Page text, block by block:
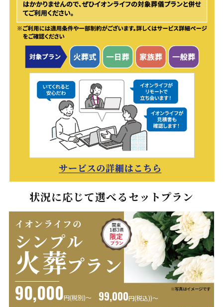
状況に応じて選べるセットプラン
イオンライフの
シンプル
火葬プラン
90,000円(税別)〜 99,000円(税込))〜
※写真はイメージです